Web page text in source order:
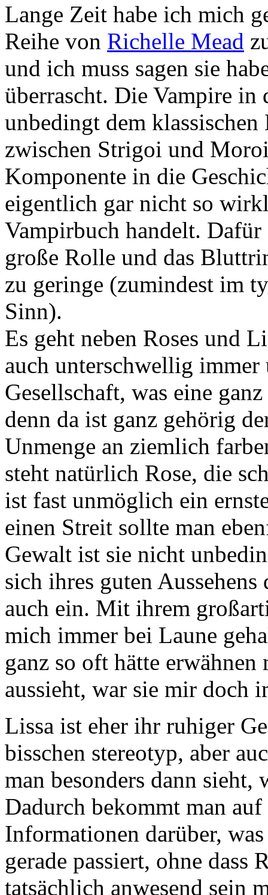
Lange Zeit habe ich mich
Reihe von Richelle Mead
und ich muss sagen sie
überrascht. Die Vampire in
unbedingt dem
zwischen Strigoi und
Komponente in die
eigentlich gar nicht so
Vampirbuch handelt.
große Rolle und das
zu geringe (zumindest im
Sinn).
Es geht neben Roses und
auch unterschwellig
Gesellschaft, was eine
denn da ist ganz gehörig
Unmenge an ziemlich
steht natürlich Rose, die
ist fast unmöglich ein
einen Streit sollte man
Gewalt ist sie nicht
sich ihres guten Aussehens
auch ein. Mit ihrem
mich immer bei Laune
ganz so oft hätte
aussieht, war sie mir doch
Lissa ist eher ihr ruhiger
bisschen stereotyp, aber
man besonders dann
Dadurch bekommt man auf
Informationen darüber,
gerade passiert, ohne
tatsächlich anwesend sein